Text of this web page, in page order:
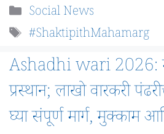
Categories
Social News
Tags
#ShaktipithMahamarg
Ashadhi wari 2026:
प्रस्थान; लाखो वारकरी
घ्या संपूर्ण मार्ग, मुक्काम